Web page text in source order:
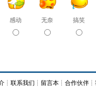
感动 无奈 搞笑
┊联系我们 ┊ 留言本 ┊合作伙伴 ┊